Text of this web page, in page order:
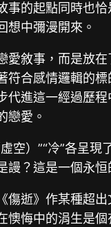
的起點同時也
想中彌漫開來。
敘事，而是放
合感情邏輯的
代進這一經過歷
戀愛。
空）”“冷”各呈
？這是一個永恒
逝》作某種超
悔中的涓生是